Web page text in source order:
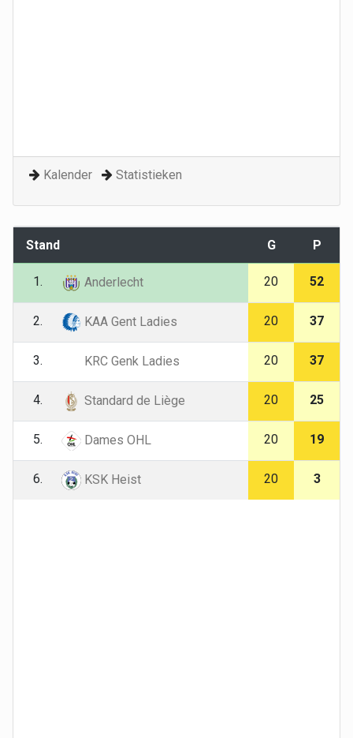
Kalender Statistieken
Stand G P
1. Anderlecht 20 52
2. KAA Gent Ladies 20 37
3. KRC Genk Ladies 20 37
4. Standard de Liège 20 25
5. Dames OHL 20 19
6. KSK Heist 20 3